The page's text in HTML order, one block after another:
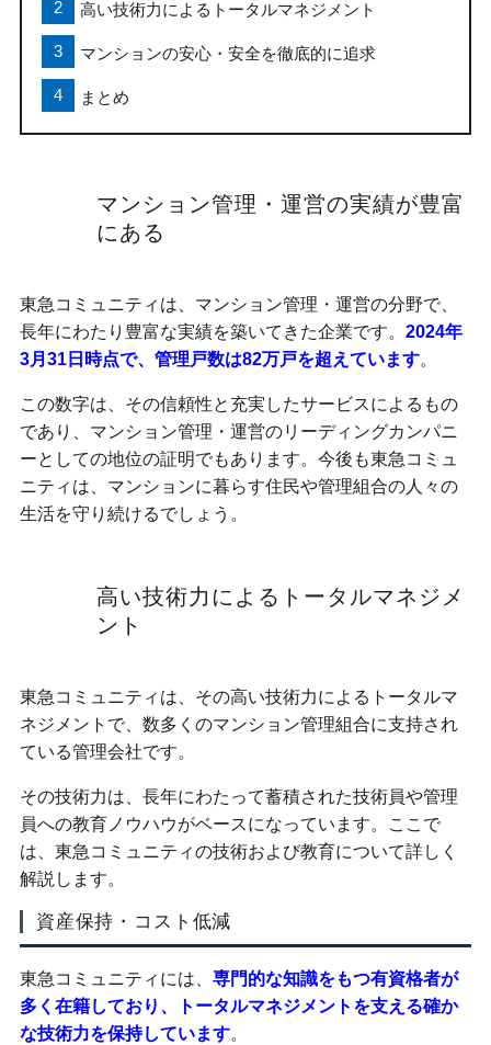
高い技術力によるトータルマネジメント
マンションの安心・安全を徹底的に追求
まとめ
マンション管理・運営の実績が豊富
にある
東急コミュニティは、マンション管理・運営の分野で、
長年にわたり豊富な実績を築いてきた企業です。 2024年
3月31日時点で、管理戸数は82万戸を超えています。
この数字は、その信頼性と充実したサービスによるもの
であり、マンション管理・運営のリーディングカンパニ
ーとしての地位の証明でもあります。今後も東急コミュ
ニティは、マンションに暮らす住民や管理組合の人々の
生活を守り続けるでしょう。
高い技術力によるトータルマネジメ
ント
東急コミュニティは、その高い技術力によるトータルマ
ネジメントで、数多くのマンション管理組合に支持され
ている管理会社です。
その技術力は、長年にわたって蓄積された技術員や管理
員への教育ノウハウがベースになっています。ここで
は、東急コミュニティの技術および教育について詳しく
解説します。
資産保持・コスト低減
東急コミュニティには、 専門的な知識をもつ有資格者が
多く在籍しており、トータルマネジメントを支える確か
な技術力を保持しています。